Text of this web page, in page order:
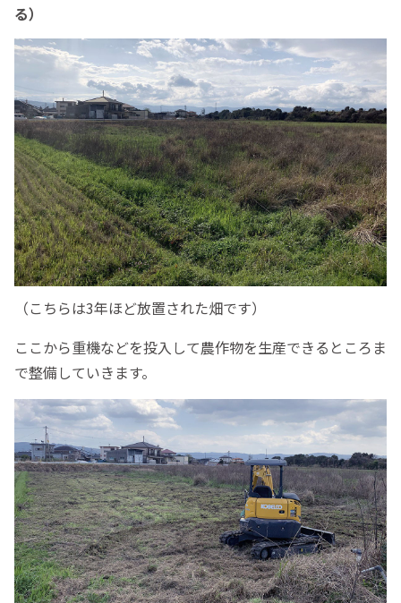
る）
（こちらは3年ほど放置された畑です）
ここから重機などを投入して農作物を生産できるところま
で整備していきます。